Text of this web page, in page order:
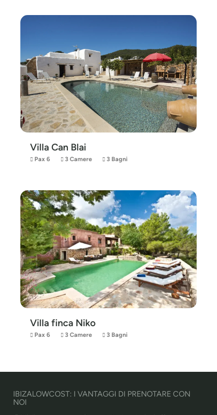
Villa Can Blai
Pax 6 3 Camere 3 Bagni
Villa finca Niko
Pax 6 3 Camere 3 Bagni
IBIZALOWCOST: I VANTAGGI DI PRENOTARE CON
NOI